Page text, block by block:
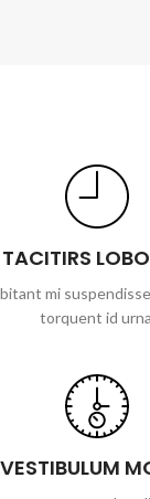
TACITIRS
mi
torquent id
VESTIBULUM